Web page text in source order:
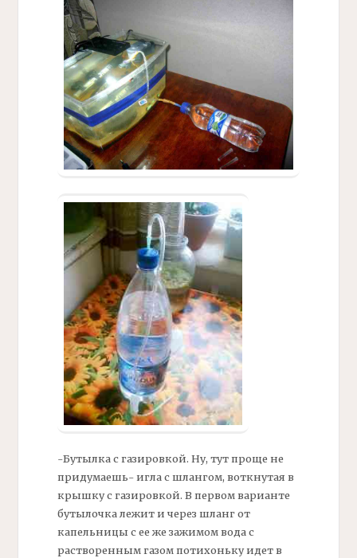
-Бутылка с газировкой. Ну, тут проще не
придумаешь- игла с шлангом, воткнутая в
крышку с газировкой. В первом варианте
бутылочка лежит и через шланг от
капельницы с ее же зажимом вода с
растворенным газом потихоньку идет в